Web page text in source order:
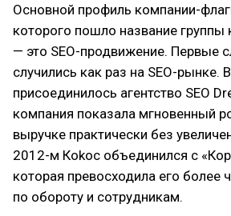
Основной профиль компании-
которого пошло название группы
— это SEO-продвижение. Первые
случились как раз на SEO-рынке.
присоединилось агентство SEO
компания показала мгновенный
выручке практически без
2012-м Кokoc объединился с
которая превосходила его более
по обороту и сотрудникам.